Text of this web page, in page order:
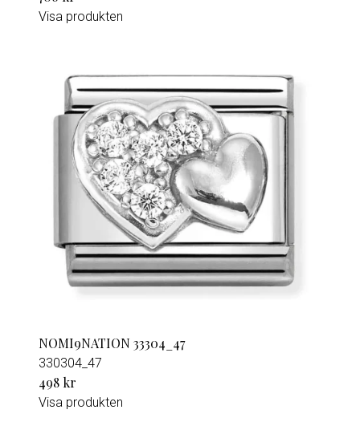
Visa produkten
NOMI9NATION 33304_47
330304_47
498 kr
Visa produkten